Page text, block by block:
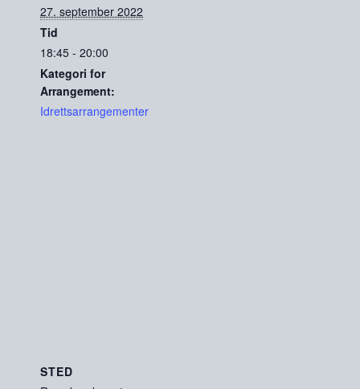
27. september 2022
Tid
18:45 - 20:00
Kategori for
Arrangement:
Idrettsarrangementer
STED